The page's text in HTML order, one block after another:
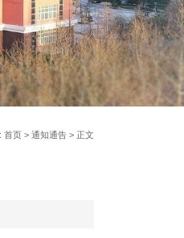
首页 > 通知通告 > 正文